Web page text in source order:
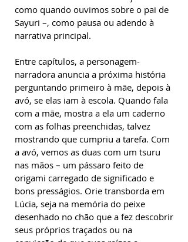
como quando ouvimos sobre o pai de
Sayuri –, como pausa ou adendo à
narrativa principal.
Entre capítulos, a personagem-
narradora anuncia a próxima história
perguntando primeiro à mãe, depois à
avó, se elas iam à escola. Quando fala
com a mãe, mostra a ela um caderno
com as folhas preenchidas, talvez
mostrando que cumpriu a tarefa. Com
a avó, vemos as duas com um tsuru
nas mãos – um pássaro feito de
origami carregado de significado e
bons presságios. Orie transborda em
Lúcia, seja na memória do peixe
desenhado no chão que a fez descobrir
seus próprios traçados ou na